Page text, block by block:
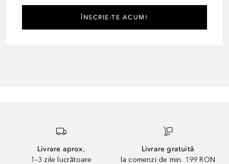
ÎNSCRIE-TE ACUM!
Livrare aprox.
1–3 zile lucrătoare
Livrare gratuită
la comenzi de min. 199 RON